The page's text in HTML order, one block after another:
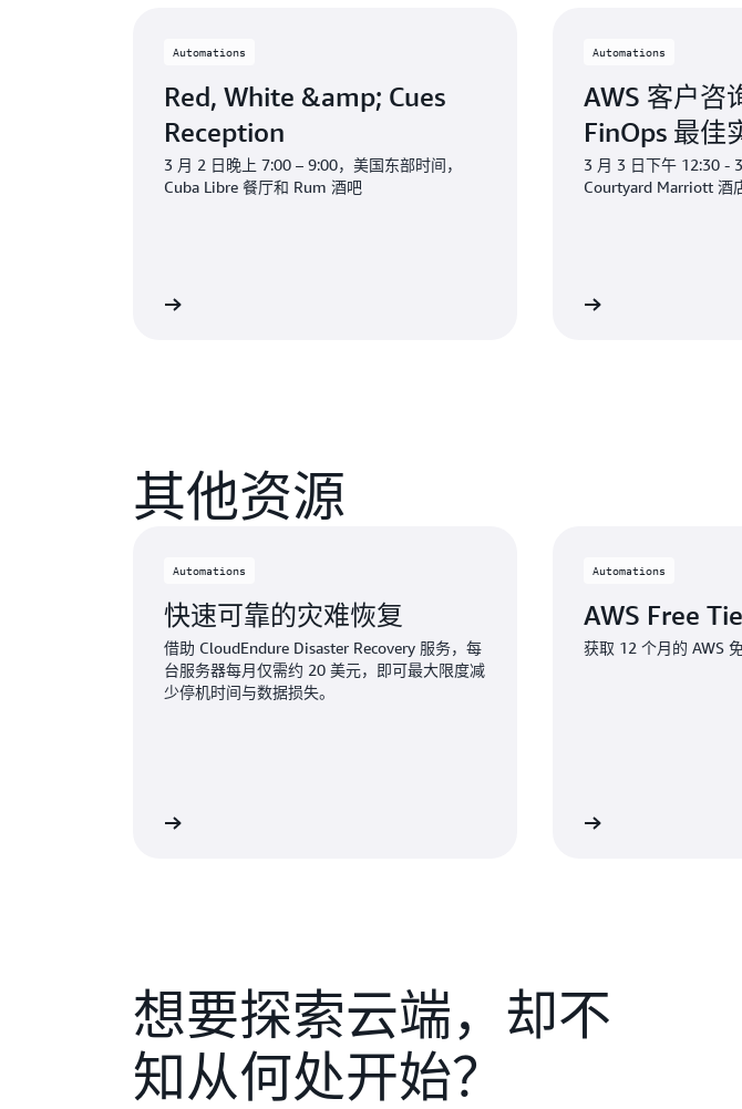
Automations
Red, White &amp; Cues
Reception
3 月 2 日晚上 7:00 – 9:00，美国东部时间，
Cuba Libre 餐厅和 Rum 酒吧
Automations
AWS 客户咨
FinOps 最佳
3 月 3 日下午 12:30 -
Courtyard Marriott 酒
其他资源
Automations
快速可靠的灾难恢复
借助 CloudEndure Disaster Recovery 服务，每
台服务器每月仅需约 20 美元，即可最大限度减
少停机时间与数据损失。
Automations
AWS Free
获取 12 个月的 AWS
想要探索云端，却不
知从何处开始？